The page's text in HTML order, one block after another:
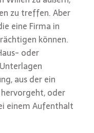
zu treffen. Aber
eine Firma in
können.
oder
aus der ein
oder
einem Aufenthalt